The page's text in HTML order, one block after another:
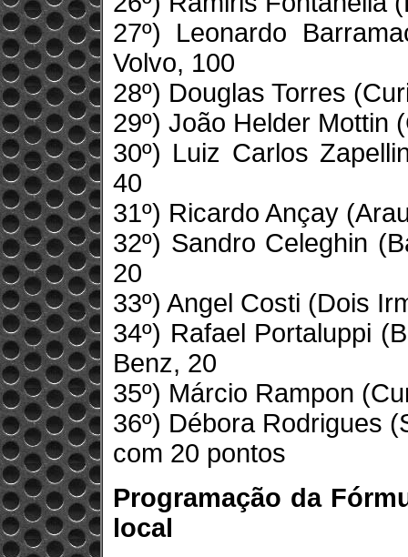
27º) Leonardo
Volvo, 100
28º) Douglas Torres
29º) João Helder Mottin
30º) Luiz Carlos
40
31º) Ricardo Ançay
32º) Sandro Celeghin
20
33º) Angel Costi (Dois
34º) Rafael Portaluppi
Benz, 20
35º) Márcio Rampon
36º) Débora Rodrigues
com 20 pontos
Programação da
local